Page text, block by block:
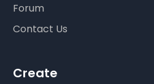
Forum
Contact Us
Create